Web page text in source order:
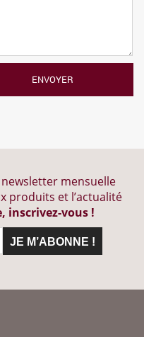
mensuelle
produits et l’actualité
inscrivez-vous !